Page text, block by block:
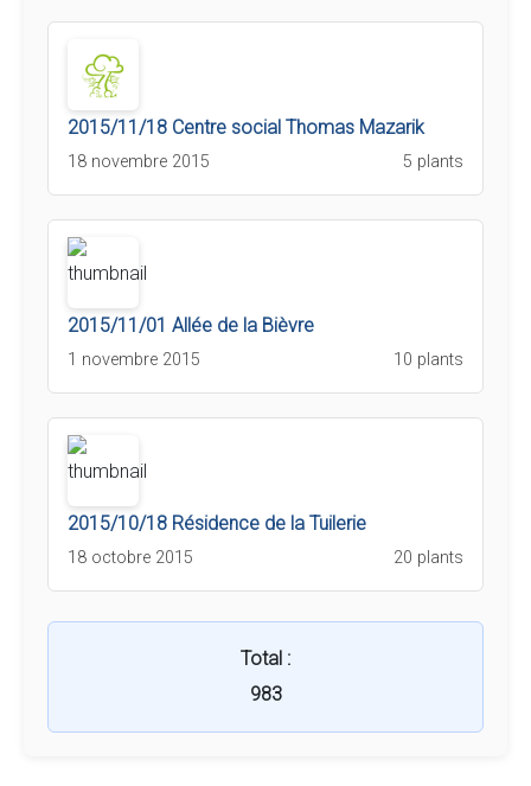
2015/11/18 Centre social Thomas Mazarik
18 novembre 2015 5 plants
2015/11/01 Allée de la Bièvre
1 novembre 2015 10 plants
2015/10/18 Résidence de la Tuilerie
18 octobre 2015 20 plants
Total :
983